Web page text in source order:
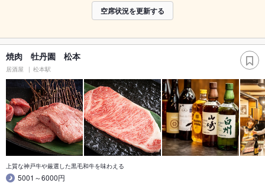
空席状況を更新する
焼肉 牡丹園 松本
居酒屋 松本駅
上質な神戸牛や厳選した黒毛和牛を味わえる
5001～6000円